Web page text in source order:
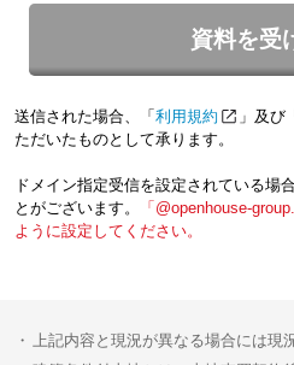
資料を受
送信された場合、「 利用規約 」及び
ただいたものとして承ります。
ドメイン指定受信を設定されている場
とがございます。
「@openhouse-
ように設定してください。
上記内容と現況が異なる場合には現